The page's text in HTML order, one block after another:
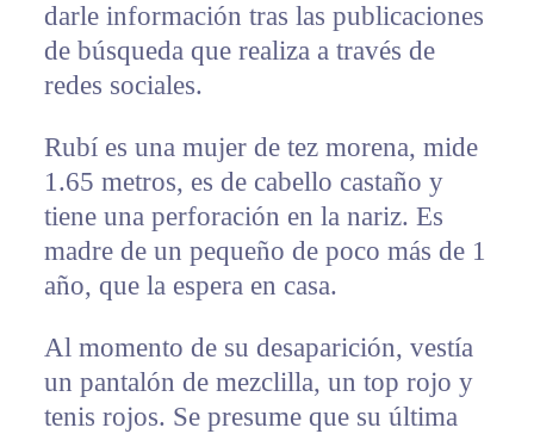
darle información tras las publicaciones
de búsqueda que realiza a través de
redes sociales.
Rubí es una mujer de tez morena, mide
1.65 metros, es de cabello castaño y
tiene una perforación en la nariz. Es
madre de un pequeño de poco más de 1
año, que la espera en casa.
Al momento de su desaparición, vestía
un pantalón de mezclilla, un top rojo y
tenis rojos. Se presume que su última